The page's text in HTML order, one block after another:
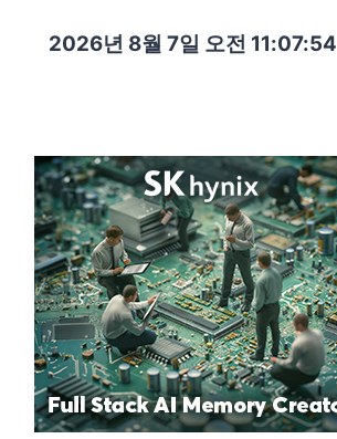
2026년 8월 7일 오전 11:07:55